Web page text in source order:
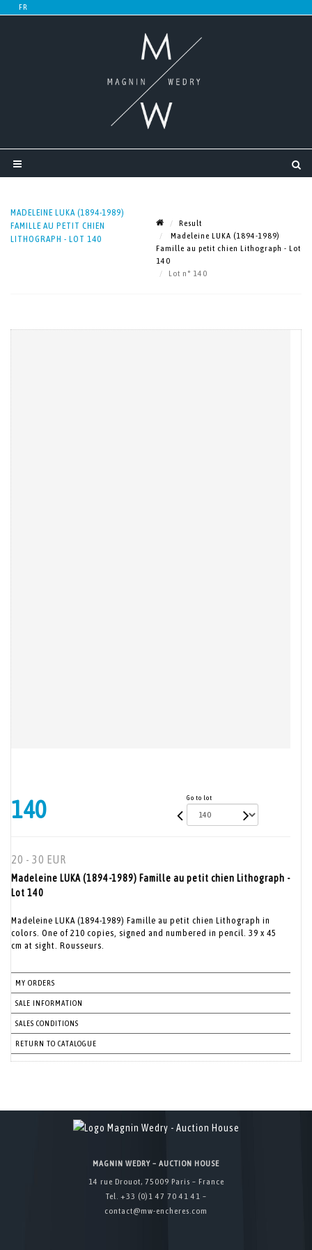
MADELEINE LUKA (1894-1989)
FAMILLE AU PETIT CHIEN
LITHOGRAPH - LOT 140
Result
Madeleine LUKA (1894-1989)
Famille au petit chien Lithograph - Lot
140
Lot n° 140
140 Go to lot
20 - 30 EUR
Madeleine LUKA (1894-1989) Famille au petit chien Lithograph -
Lot 140
Madeleine LUKA (1894-1989) Famille au petit chien Lithograph in
colors. One of 210 copies, signed and numbered in pencil. 39 x 45
cm at sight. Rousseurs.
MY ORDERS
SALE INFORMATION
SALES CONDITIONS
RETURN TO CATALOGUE
MAGNIN WEDRY – AUCTION HOUSE
14 rue Drouot, 75009 Paris – France
Tel. +33 (0)1 47 70 41 41 –
contact@mw-encheres.com